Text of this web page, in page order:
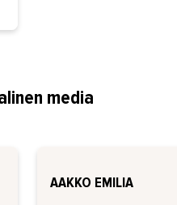
media
AAKKO EMILIA